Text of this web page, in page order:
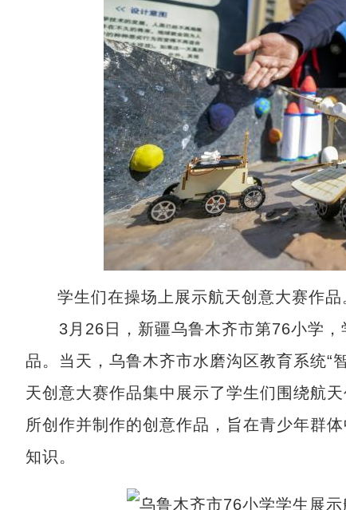
学生们在操场上展示航天创意大赛作
3月26日，新疆乌鲁木齐市第76小学，
品。当天，乌鲁木齐市水磨沟区教育系统“
天创意大赛作品集中展示了学生们围绕航
所创作并制作的创意作品，旨在青少年群
知识。